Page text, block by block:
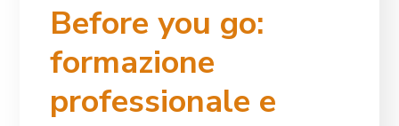
Before you go:
formazione
professionale e